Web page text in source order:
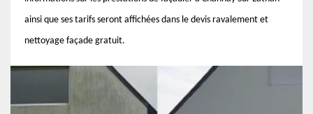
ainsi que ses tarifs seront affichées dans le devis ravalement et
nettoyage façade gratuit.